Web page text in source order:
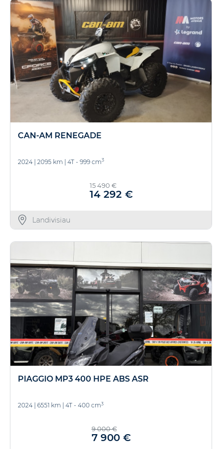
CAN-AM RENEGADE
2024 | 2095 km | 4T - 999 cm3
15 490 €
14 292 €
Landivisiau
PIAGGIO MP3 400 HPE ABS ASR
2024 6551 km 4T - 400 cm3
9 000 €
7 900 €